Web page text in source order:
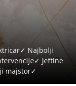
Najbolji
Jeftine
majstor✓